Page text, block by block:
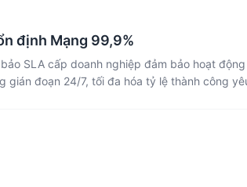
định Mạng 99,9%
SLA cấp doanh nghiệp đảm bảo hoạt
gián đoạn 24/7, tối đa hóa tỷ lệ thành công